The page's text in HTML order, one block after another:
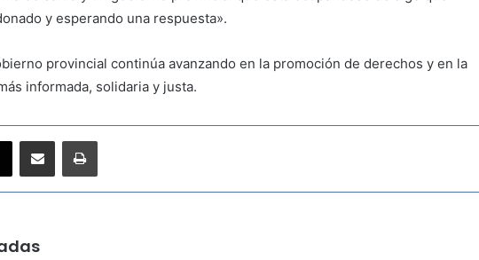
y esperando una respuesta».
provincial continúa avanzando en la promoción de derechos y en la
informada, solidaria y justa.